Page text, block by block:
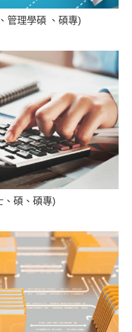
管理學碩 、碩專)
、碩、碩專)